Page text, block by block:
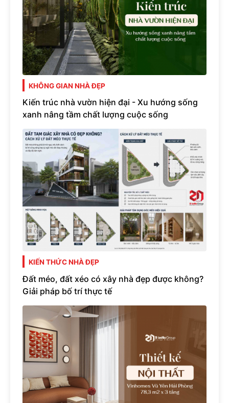
KHÔNG GIAN NHÀ ĐẸP
Kiến trúc nhà vườn hiện đại - Xu hướng sống
xanh nâng tầm chất lượng cuộc sống
KIẾN THỨC NHÀ ĐẸP
Đất méo, đất xéo có xây nhà đẹp được không?
Giải pháp bố trí thực tế